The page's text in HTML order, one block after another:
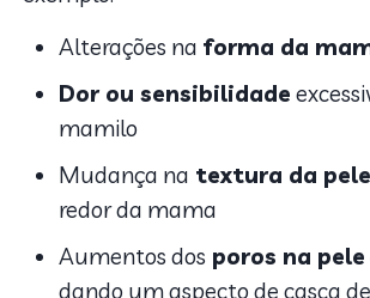
Alterações na forma da
Dor ou sensibilidade
mamilo
Mudança na textura da pele
redor da mama
Aumentos dos poros na pele
dando um aspecto de casca de